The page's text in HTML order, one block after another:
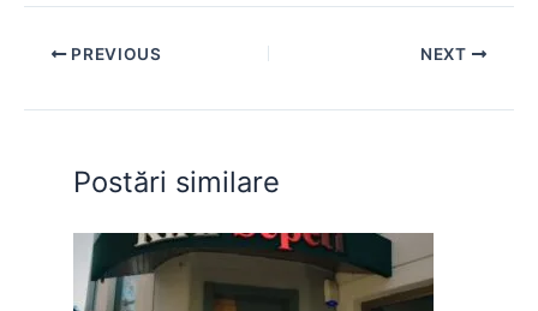
e
o
o
k
s
p
p
n
g
er
e
PREVIOUS NEXT
Postări similare